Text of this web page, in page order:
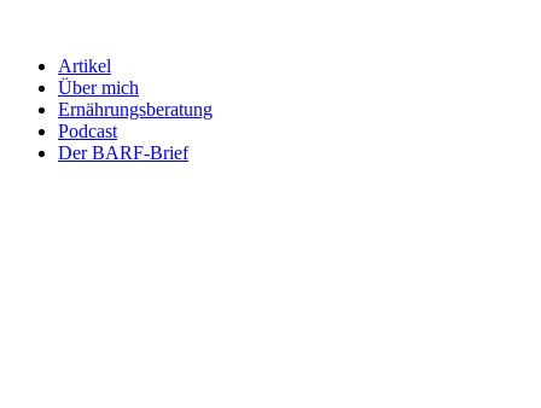
Artikel
Über mich
Ernährungsberatung
Podcast
Der BARF-Brief